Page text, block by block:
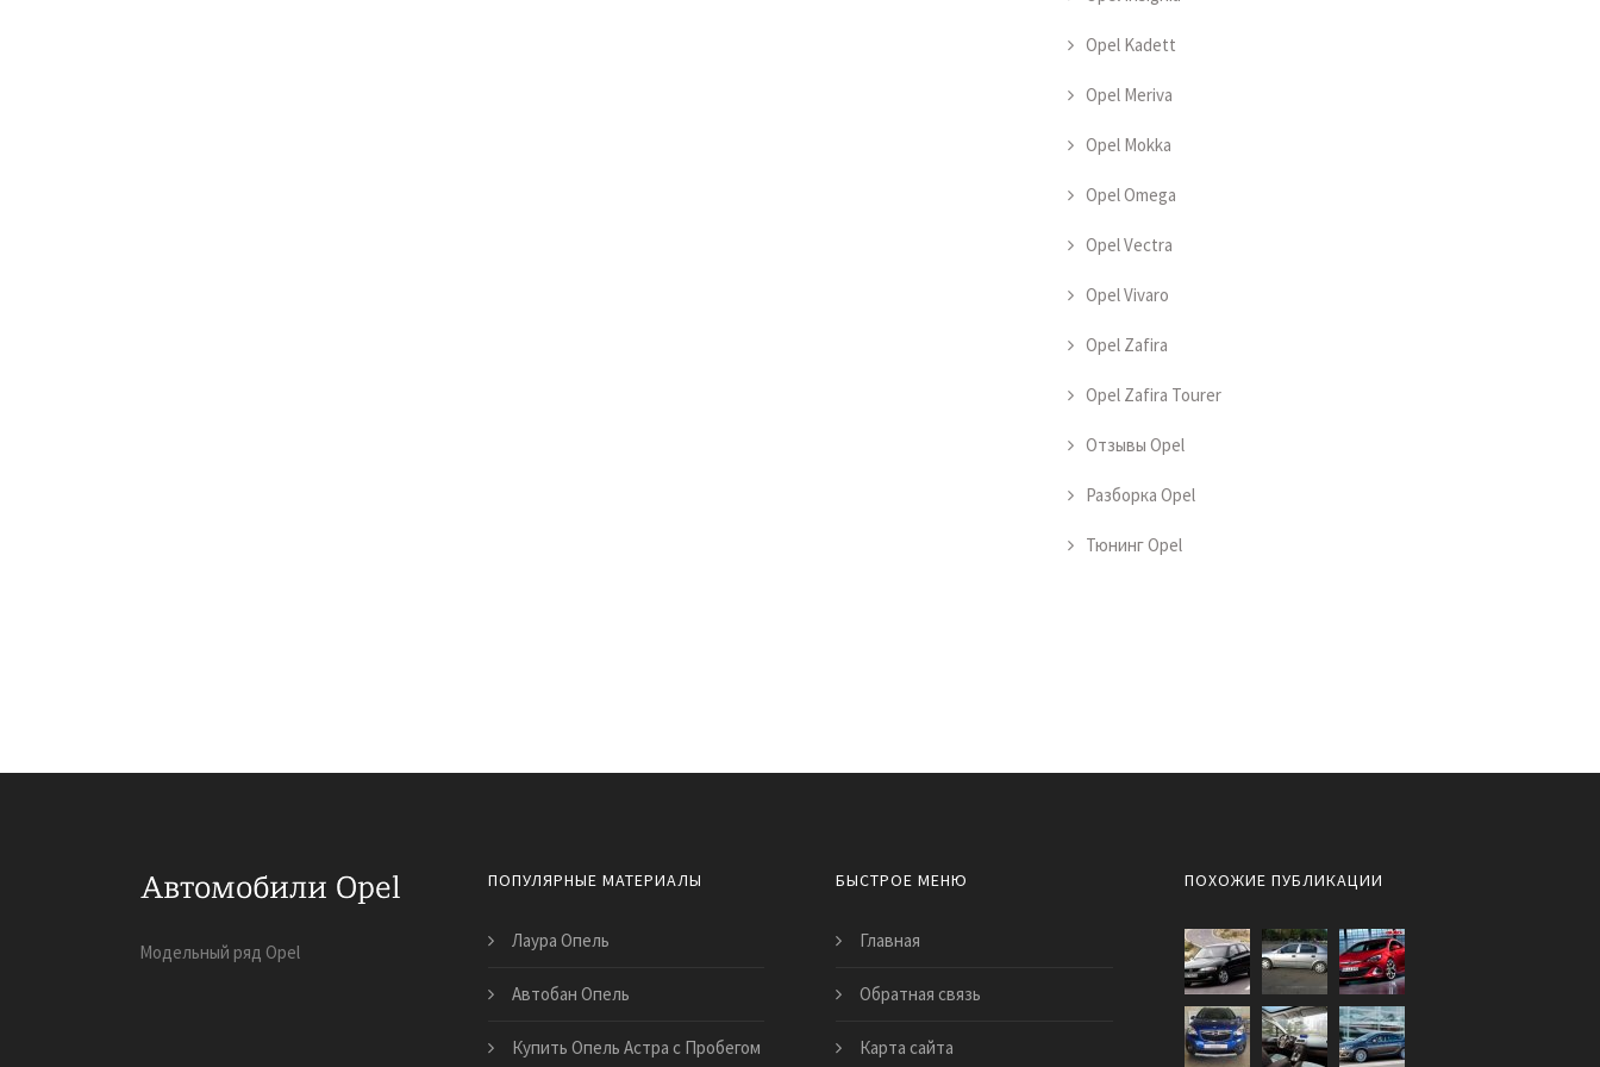
Opel Kadett
Opel Meriva
Opel Mokka
Opel Omega
Opel Vectra
Opel Vivaro
Opel Zafira
Opel Zafira Tourer
Отзывы Opel
Разборка Opel
Тюнинг Opel
Модельный ряд Opel
ПОПУЛЯРНЫЕ МАТЕРИАЛЫ
Лаура Опель
Автобан Опель
Купить Опель Астра с Пробегом
БЫСТРОЕ МЕНЮ
Главная
Обратная связь
Карта сайта
ПОХОЖИЕ ПУБЛИКАЦИИ